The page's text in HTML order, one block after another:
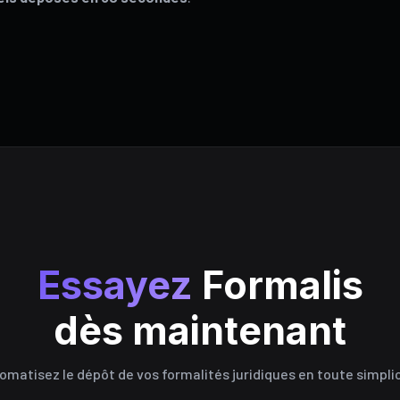
Essayez Formalis
dès maintenant
le dépôt de vos formalités juridiques en toute